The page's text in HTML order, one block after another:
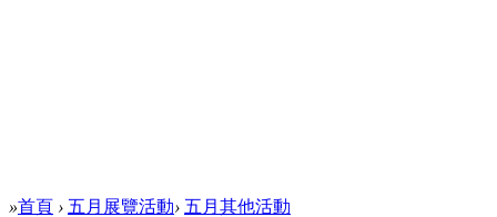
»首頁 › 五月展覽活動› 五月其他活動